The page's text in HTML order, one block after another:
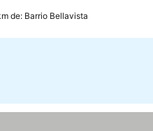
de: Barrio Bellavista